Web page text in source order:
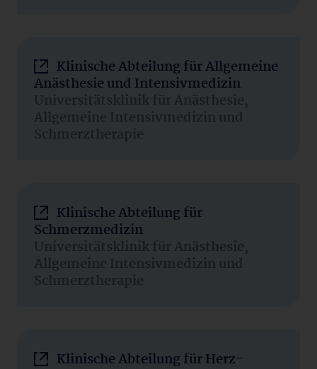
Klinische Abteilung für Allgemeine
Anästhesie und Intensivmedizin
Universitätsklinik für Anästhesie,
Allgemeine Intensivmedizin und
Schmerztherapie
Klinische Abteilung für
Schmerzmedizin
Universitätsklinik für Anästhesie,
Allgemeine Intensivmedizin und
Schmerztherapie
Klinische Abteilung für Herz-